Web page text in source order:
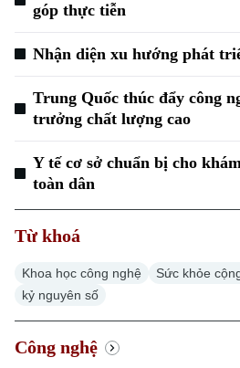
góp thực tiễn
Nhận diện xu hướng phát
Trung Quốc thúc đẩy công
trưởng chất lượng cao
Y tế cơ sở chuẩn bị cho
toàn dân
Từ khoá
Khoa học công nghệ Sức khỏe
kỷ nguyên số
Công nghệ